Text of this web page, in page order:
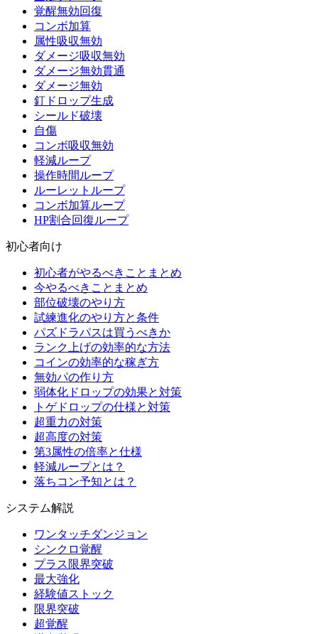
覚醒無効回復
コンボ加算
属性吸収無効
ダメージ吸収無効
ダメージ無効貫通
ダメージ無効
釘ドロップ生成
シールド破壊
自傷
コンボ吸収無効
軽減ループ
操作時間ループ
ルーレットループ
コンボ加算ループ
HP割合回復ループ
初心者向け
初心者がやるべきことまとめ
今やるべきことまとめ
部位破壊のやり方
試練進化のやり方と条件
パズドラパスは買うべきか
ランク上げの効率的な方法
コインの効率的な稼ぎ方
無効パの作り方
弱体化ドロップの効果と対策
トゲドロップの仕様と対策
超重力の対策
超高度の対策
第3属性の倍率と仕様
軽減ループとは？
落ちコン予知とは？
システム解説
ワンタッチダンジョン
シンクロ覚醒
プラス限界突破
最大強化
経験値ストック
限界突破
超覚醒